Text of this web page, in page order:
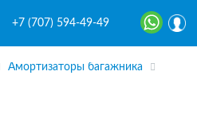
+7 (707) 594-49-49
Амортизаторы багажника